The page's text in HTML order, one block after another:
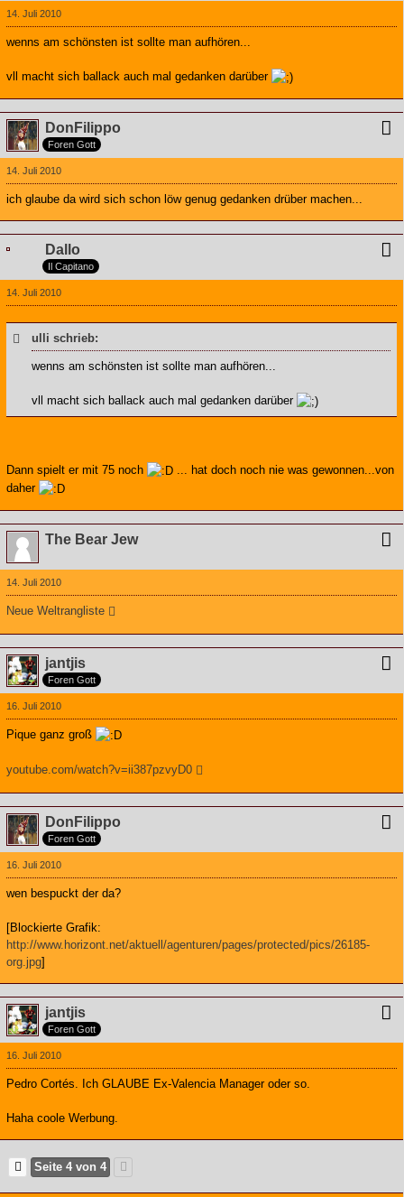
14. Juli 2010
wenns am schönsten ist sollte man aufhören...
vll macht sich ballack auch mal gedanken darüber
DonFilippo
Foren Gott
14. Juli 2010
ich glaube da wird sich schon löw genug gedanken drüber machen...
Dallo
Il Capitano
14. Juli 2010
ulli schrieb:
wenns am schönsten ist sollte man aufhören...
vll macht sich ballack auch mal gedanken darüber
Dann spielt er mit 75 noch
... hat doch noch nie was gewonnen...von
daher
The Bear Jew
14. Juli 2010
Neue Weltrangliste
jantjis
Foren Gott
16. Juli 2010
Pique ganz groß
youtube.com/watch?v=ii387pzvyD0
DonFilippo
Foren Gott
16. Juli 2010
wen bespuckt der da?
[Blockierte Grafik:
http://www.horizont.net/aktuell/agenturen/pages/protected/pics/26185-
org.jpg]
jantjis
Foren Gott
16. Juli 2010
Pedro Cortés. Ich GLAUBE Ex-Valencia Manager oder so.
Haha coole Werbung.
Seite 4 von 4